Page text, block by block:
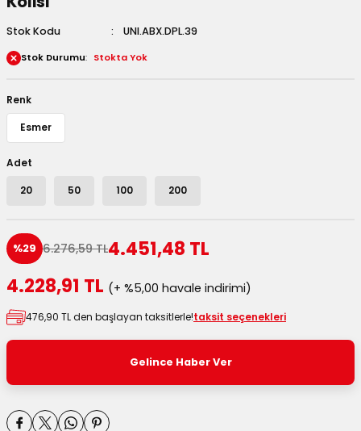
Masura Kapaklı
ve Koliler
Stok Kodu UNI.ABX.DPL.39
Stok Durumu Stokta Yok
Renk
Esmer
Adet
20 50 100 200
%29 6.276,59 TL4.451,48 TL
4.228,91 TL (+ %5,00 havale indirimi)
476,90 TL den başlayan taksitlerle!taksit seçenekleri
Gelince Haber Ver